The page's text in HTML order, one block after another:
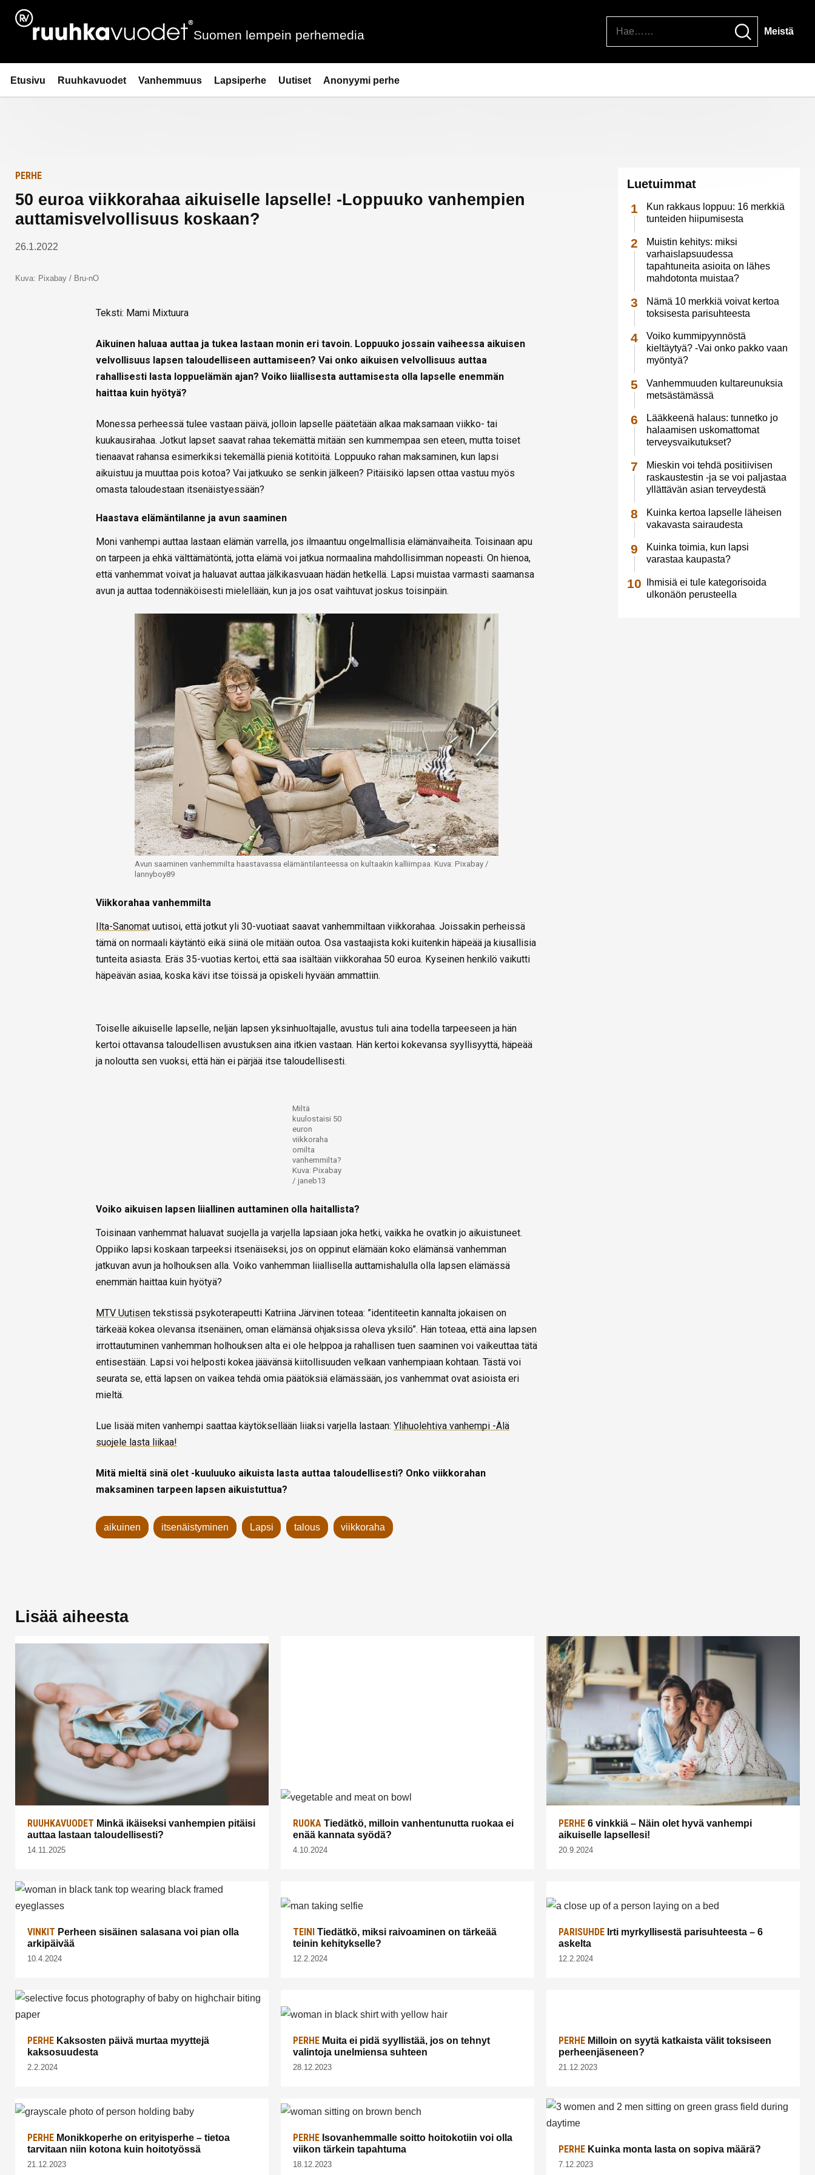
Siirry
sisältöön
Ruuhkavuodet.fi
Suomen lempein perhemedia Meistä
Etusivu Ruuhkavuodet Vanhemmuus Lapsiperhe Uutiset Anonyymi perhe
Etusivulle
PERHE
50 euroa viikkorahaa aikuiselle lapselle! -Loppuuko vanhempien
auttamisvelvollisuus koskaan?
26.1.2022
Kuva: Pixabay / Bru-nO
Teksti: Mami Mixtuura
Aikuinen haluaa auttaa ja tukea lastaan monin eri tavoin. Loppuuko jossain vaiheessa aikuisen
velvollisuus lapsen taloudelliseen auttamiseen? Vai onko aikuisen velvollisuus auttaa
rahallisesti lasta loppuelämän ajan? Voiko liiallisesta auttamisesta olla lapselle enemmän
haittaa kuin hyötyä?
Monessa perheessä tulee vastaan päivä, jolloin lapselle päätetään alkaa maksamaan viikko- tai
kuukausirahaa. Jotkut lapset saavat rahaa tekemättä mitään sen kummempaa sen eteen, mutta toiset
tienaavat rahansa esimerkiksi tekemällä pieniä kotitöitä. Loppuuko rahan maksaminen, kun lapsi
aikuistuu ja muuttaa pois kotoa? Vai jatkuuko se senkin jälkeen? Pitäisikö lapsen ottaa vastuu myös
omasta taloudestaan itsenäistyessään?
Haastava elämäntilanne ja avun saaminen
Moni vanhempi auttaa lastaan elämän varrella, jos ilmaantuu ongelmallisia elämänvaiheita. Toisinaan apu
on tarpeen ja ehkä välttämätöntä, jotta elämä voi jatkua normaalina mahdollisimman nopeasti. On hienoa,
että vanhemmat voivat ja haluavat auttaa jälkikasvuaan hädän hetkellä. Lapsi muistaa varmasti saamansa
avun ja auttaa todennäköisesti mielellään, kun ja jos osat vaihtuvat joskus toisinpäin.
Avun saaminen vanhemmilta haastavassa elämäntilanteessa on kultaakin kalliimpaa. Kuva: Pixabay /
lannyboy89
Viikkorahaa vanhemmilta
Ilta-Sanomat uutisoi, että jotkut yli 30-vuotiaat saavat vanhemmiltaan viikkorahaa. Joissakin perheissä
tämä on normaali käytäntö eikä siinä ole mitään outoa. Osa vastaajista koki kuitenkin häpeää ja kiusallisia
tunteita asiasta. Eräs 35-vuotias kertoi, että saa isältään viikkorahaa 50 euroa. Kyseinen henkilö vaikutti
häpeävän asiaa, koska kävi itse töissä ja opiskeli hyvään ammattiin.
Toiselle aikuiselle lapselle, neljän lapsen yksinhuoltajalle, avustus tuli aina todella tarpeeseen ja hän
kertoi ottavansa taloudellisen avustuksen aina itkien vastaan. Hän kertoi kokevansa syyllisyyttä, häpeää
ja noloutta sen vuoksi, että hän ei pärjää itse taloudellisesti.
Miltä
kuulostaisi 50
euron
viikkoraha
omilta
vanhemmilta?
Kuva: Pixabay
/ janeb13
Voiko aikuisen lapsen liiallinen auttaminen olla haitallista?
Toisinaan vanhemmat haluavat suojella ja varjella lapsiaan joka hetki, vaikka he ovatkin jo aikuistuneet.
Oppiiko lapsi koskaan tarpeeksi itsenäiseksi, jos on oppinut elämään koko elämänsä vanhemman
jatkuvan avun ja holhouksen alla. Voiko vanhemman liiallisella auttamishalulla olla lapsen elämässä
enemmän haittaa kuin hyötyä?
MTV Uutisen tekstissä psykoterapeutti Katriina Järvinen toteaa: ”identiteetin kannalta jokaisen on
tärkeää kokea olevansa itsenäinen, oman elämänsä ohjaksissa oleva yksilö”. Hän toteaa, että aina lapsen
irrottautuminen vanhemman holhouksen alta ei ole helppoa ja rahallisen tuen saaminen voi vaikeuttaa tätä
entisestään. Lapsi voi helposti kokea jäävänsä kiitollisuuden velkaan vanhempiaan kohtaan. Tästä voi
seurata se, että lapsen on vaikea tehdä omia päätöksiä elämässään, jos vanhemmat ovat asioista eri
mieltä.
Lue lisää miten vanhempi saattaa käytöksellään liiaksi varjella lastaan: Ylihuolehtiva vanhempi -Älä
suojele lasta liikaa!
Mitä mieltä sinä olet -kuuluuko aikuista lasta auttaa taloudellisesti? Onko viikkorahan
maksaminen tarpeen lapsen aikuistuttua?
aikuinen itsenäistyminen Lapsi talous viikkoraha
Luetuimmat
Kun rakkaus loppuu: 16 merkkiä
tunteiden hiipumisesta
Muistin kehitys: miksi
varhaislapsuudessa
tapahtuneita asioita on lähes
mahdotonta muistaa?
Nämä 10 merkkiä voivat kertoa
toksisesta parisuhteesta
Voiko kummipyynnöstä
kieltäytyä? -Vai onko pakko vaan
myöntyä?
Vanhemmuuden kultareunuksia
metsästämässä
Lääkkeenä halaus: tunnetko jo
halaamisen uskomattomat
terveysvaikutukset?
Mieskin voi tehdä positiivisen
raskaustestin -ja se voi paljastaa
yllättävän asian terveydestä
Kuinka kertoa lapselle läheisen
vakavasta sairaudesta
Kuinka toimia, kun lapsi
varastaa kaupasta?
Ihmisiä ei tule kategorisoida
ulkonäön perusteella
Lisää aiheesta
RUUHKAVUODET Minkä ikäiseksi vanhempien pitäisi
auttaa lastaan taloudellisesti?
14.11.2025
RUOKA Tiedätkö, milloin vanhentunutta ruokaa ei
enää kannata syödä?
4.10.2024
PERHE 6 vinkkiä – Näin olet hyvä vanhempi
aikuiselle lapsellesi!
20.9.2024
VINKIT Perheen sisäinen salasana voi pian olla
arkipäivää
10.4.2024
TEINI Tiedätkö, miksi raivoaminen on tärkeää
teinin kehitykselle?
12.2.2024
PARISUHDE Irti myrkyllisestä parisuhteesta – 6
askelta
12.2.2024
PERHE Kaksosten päivä murtaa myyttejä
kaksosuudesta
2.2.2024
PERHE Muita ei pidä syyllistää, jos on tehnyt
valintoja unelmiensa suhteen
28.12.2023
PERHE Milloin on syytä katkaista välit toksiseen
perheenjäseneen?
21.12.2023
PERHE Monikkoperhe on erityisperhe – tietoa
tarvitaan niin kotona kuin hoitotyössä
21.12.2023
PERHE Isovanhemmalle soitto hoitokotiin voi olla
viikon tärkein tapahtuma
18.12.2023
PERHE Kuinka monta lasta on sopiva määrä?
7.12.2023